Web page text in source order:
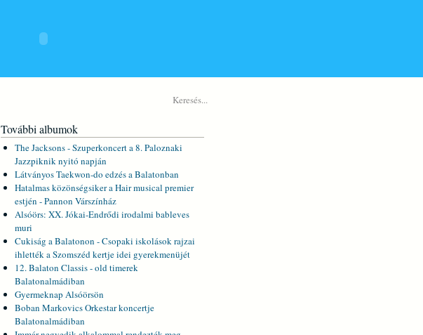
További albumok
The Jacksons - Szuperkoncert a 8. Paloznaki
Jazzpiknik nyitó napján
Látványos Taekwon-do edzés a Balatonban
Hatalmas közönségsiker a Hair musical premier
estjén - Pannon Várszínház
Alsóörs: XX. Jókai-Endrődi irodalmi bableves
muri
Cukiság a Balatonon - Csopaki iskolások rajzai
ihlették a Szomszéd kertje idei gyerekmenüjét
12. Balaton Classis - old timerek
Balatonalmádiban
Gyermeknap Alsóörsön
Boban Markovics Orkestar koncertje
Balatonalmádiban